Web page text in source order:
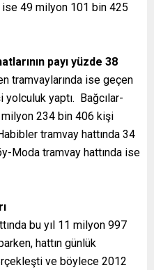
ise 49 milyon 101 bin 425
payı yüzde 38
tramvaylarında ise geçen
yaptı. Bağcılar-
milyon 234 bin 406 kişi
tramvay hattında 34
Moda tramvay hattında ise
bu yıl 11 milyon 997
hattın günlük
ve böylece 2012